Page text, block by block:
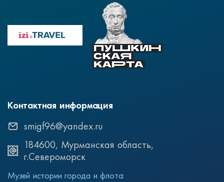
Контактная информация
smigf96@yandex.ru
184600, Мурманская область,
г.Североморск
Музей истории города и флота: